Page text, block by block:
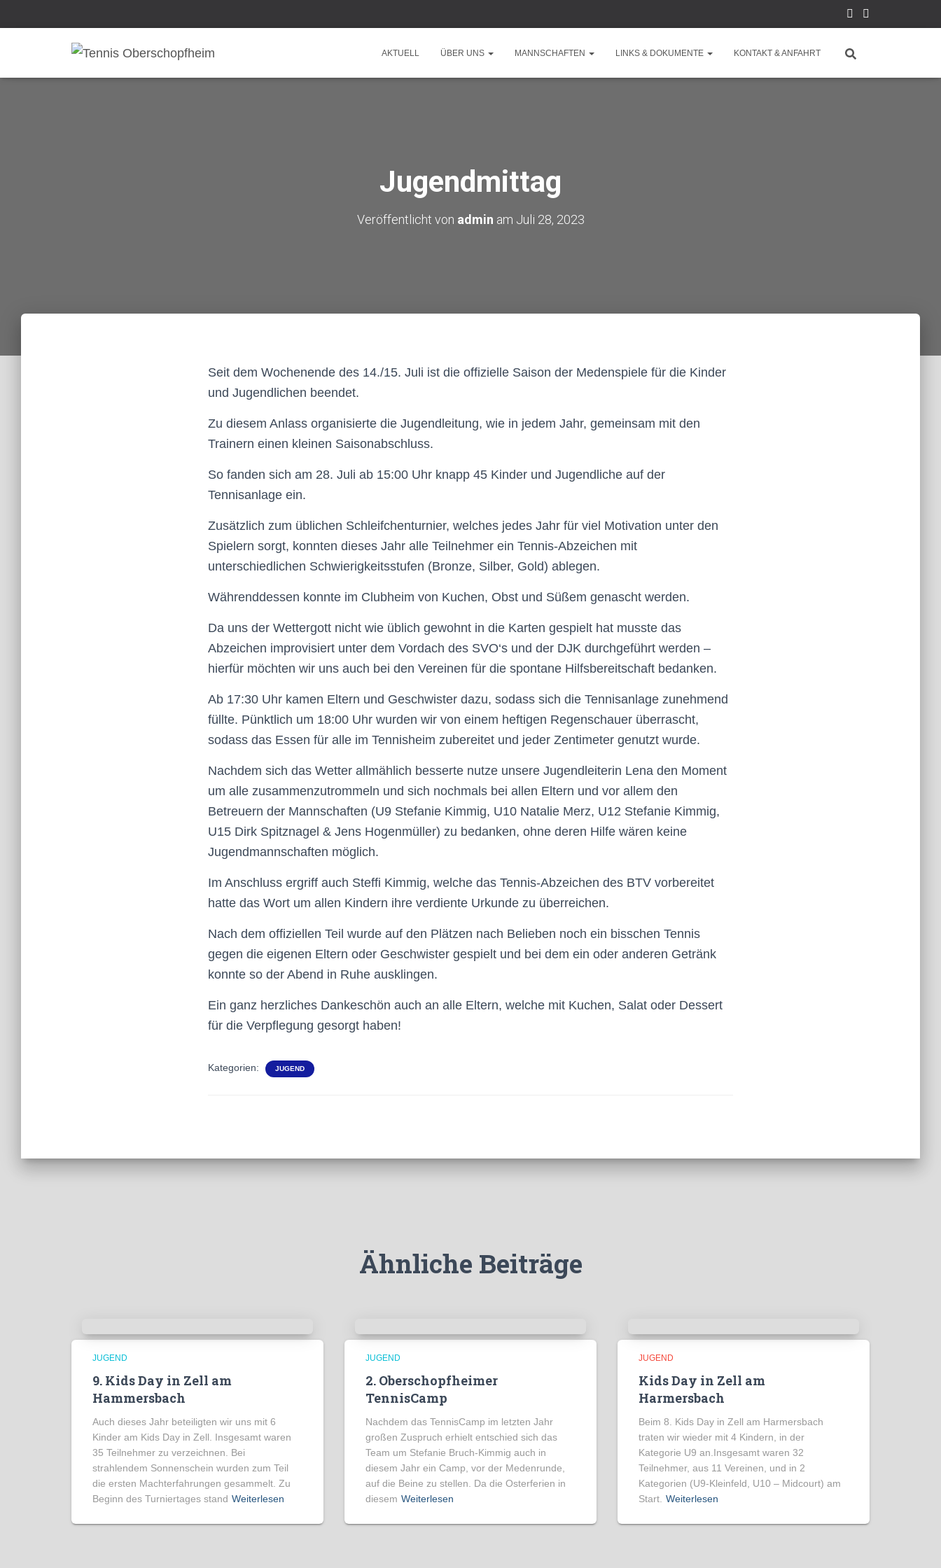
AKTUELL ÜBER UNS MANNSCHAFTEN LINKS & DOKUMENTE KONTAKT & ANFAHRT
Jugendmittag
Veröffentlicht von admin am Juli 28, 2023
Seit dem Wochenende des 14./15. Juli ist die offizielle Saison der Medenspiele für die Kinder
und Jugendlichen beendet.
Zu diesem Anlass organisierte die Jugendleitung, wie in jedem Jahr, gemeinsam mit den
Trainern einen kleinen Saisonabschluss.
So fanden sich am 28. Juli ab 15:00 Uhr knapp 45 Kinder und Jugendliche auf der
Tennisanlage ein.
Zusätzlich zum üblichen Schleifchenturnier, welches jedes Jahr für viel Motivation unter den
Spielern sorgt, konnten dieses Jahr alle Teilnehmer ein Tennis-Abzeichen mit
unterschiedlichen Schwierigkeitsstufen (Bronze, Silber, Gold) ablegen.
Währenddessen konnte im Clubheim von Kuchen, Obst und Süßem genascht werden.
Da uns der Wettergott nicht wie üblich gewohnt in die Karten gespielt hat musste das
Abzeichen improvisiert unter dem Vordach des SVO‘s und der DJK durchgeführt werden –
hierfür möchten wir uns auch bei den Vereinen für die spontane Hilfsbereitschaft bedanken.
Ab 17:30 Uhr kamen Eltern und Geschwister dazu, sodass sich die Tennisanlage zunehmend
füllte. Pünktlich um 18:00 Uhr wurden wir von einem heftigen Regenschauer überrascht,
sodass das Essen für alle im Tennisheim zubereitet und jeder Zentimeter genutzt wurde.
Nachdem sich das Wetter allmählich besserte nutze unsere Jugendleiterin Lena den Moment
um alle zusammenzutrommeln und sich nochmals bei allen Eltern und vor allem den
Betreuern der Mannschaften (U9 Stefanie Kimmig, U10 Natalie Merz, U12 Stefanie Kimmig,
U15 Dirk Spitznagel & Jens Hogenmüller) zu bedanken, ohne deren Hilfe wären keine
Jugendmannschaften möglich.
Im Anschluss ergriff auch Steffi Kimmig, welche das Tennis-Abzeichen des BTV vorbereitet
hatte das Wort um allen Kindern ihre verdiente Urkunde zu überreichen.
Nach dem offiziellen Teil wurde auf den Plätzen nach Belieben noch ein bisschen Tennis
gegen die eigenen Eltern oder Geschwister gespielt und bei dem ein oder anderen Getränk
konnte so der Abend in Ruhe ausklingen.
Ein ganz herzliches Dankeschön auch an alle Eltern, welche mit Kuchen, Salat oder Dessert
für die Verpflegung gesorgt haben!
Kategorien: JUGEND
Ähnliche Beiträge
JUGEND
9. Kids Day in Zell am
Hammersbach
Auch dieses Jahr beteiligten wir uns mit 6
Kinder am Kids Day in Zell. Insgesamt waren
35 Teilnehmer zu verzeichnen. Bei
strahlendem Sonnenschein wurden zum Teil
die ersten Machterfahrungen gesammelt. Zu
Beginn des Turniertages stand Weiterlesen
JUGEND
2. Oberschopfheimer
TennisCamp
Nachdem das TennisCamp im letzten Jahr
großen Zuspruch erhielt entschied sich das
Team um Stefanie Bruch-Kimmig auch in
diesem Jahr ein Camp, vor der Medenrunde,
auf die Beine zu stellen. Da die Osterferien in
diesem Weiterlesen
JUGEND
Kids Day in Zell am
Harmersbach
Beim 8. Kids Day in Zell am Harmersbach
traten wir wieder mit 4 Kindern, in der
Kategorie U9 an.Insgesamt waren 32
Teilnehmer, aus 11 Vereinen, und in 2
Kategorien (U9-Kleinfeld, U10 – Midcourt) am
Start. Weiterlesen